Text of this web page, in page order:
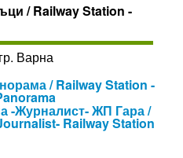
/ Railway Station -
Варна
/ Railway Station -
-Журналист- ЖП Гара /
Railway Station